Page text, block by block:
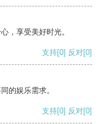
，享受美好时光。
支持[0] 反对[0]
的娱乐需求。
支持[0] 反对[0]